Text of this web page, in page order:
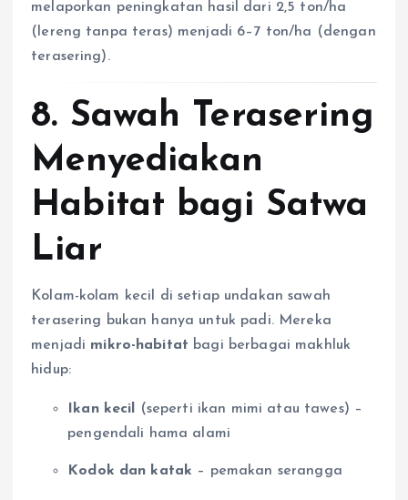
melaporkan peningkatan hasil dari 2,5 ton/ha
(lereng tanpa teras) menjadi 6–7 ton/ha (dengan
terasering).
8. Sawah Terasering
Menyediakan
Habitat bagi Satwa
Liar
Kolam-kolam kecil di setiap undakan sawah
terasering bukan hanya untuk padi. Mereka
menjadi mikro-habitat bagi berbagai makhluk
hidup:
Ikan kecil
(seperti ikan mimi atau tawes) –
pengendali hama alami
Kodok dan katak – pemakan serangga